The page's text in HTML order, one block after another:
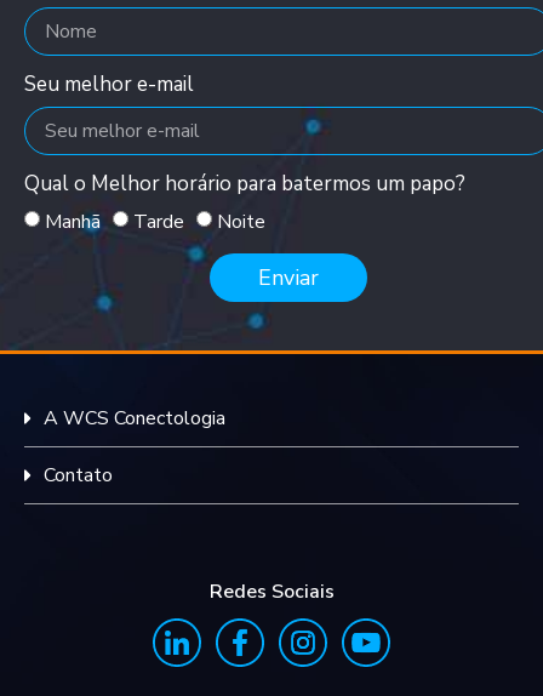
Seu melhor e-mail
Qual o Melhor horário para batermos um papo?
Manhã Tarde Noite
Enviar
A WCS Conectologia
Contato
Redes Sociais